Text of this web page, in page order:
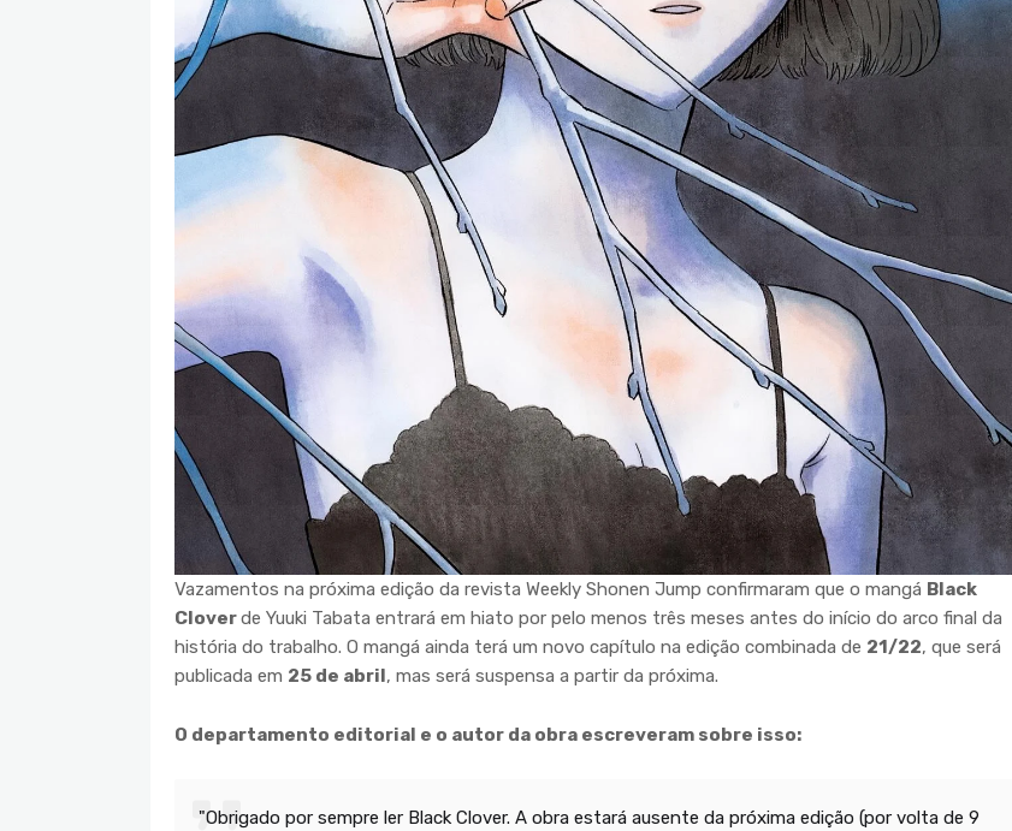
Vazamentos na próxima edição da revista Weekly Shonen Jump confirmaram que o mangá Black
Cloverde Yuuki Tabata entrará em hiato por pelo menos três meses antes do início do arco final da
história do trabalho. O mangá ainda terá um novo capítulo na edição combinada de 21/22, que será
publicada em 25 de abril, mas será suspensa a partir da próxima.
O departamento editorial e o autor da obra escreveram sobre isso:
"Obrigado por sempre ler Black Clover. A obra estará ausente da próxima edição (por volta de 9